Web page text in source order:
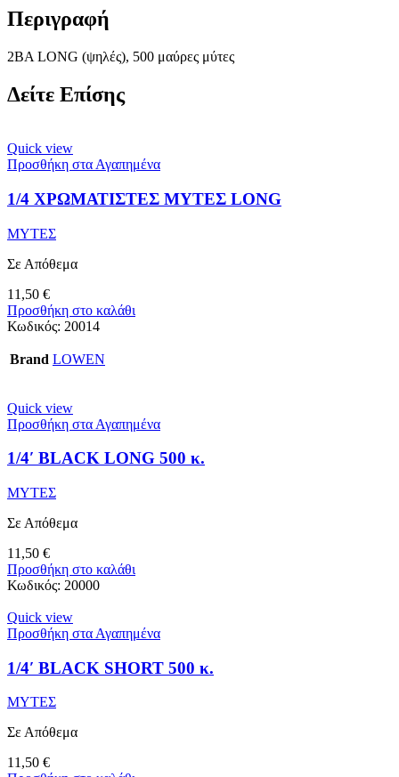
Περιγραφή
2ΒΑ LONG (ψηλές), 500 μαύρες μύτες
Δείτε Επίσης
Quick view
Προσθήκη στα Αγαπημένα
1/4 ΧΡΩΜΑΤΙΣΤΕΣ ΜΥΤΕΣ LONG
ΜΥΤΕΣ
Σε Απόθεμα
11,50 €
Προσθήκη στο καλάθι
Κωδικός: 20014
Brand LOWEN
Quick view
Προσθήκη στα Αγαπημένα
1/4′ BLACK LONG 500 κ.
ΜΥΤΕΣ
Σε Απόθεμα
11,50 €
Προσθήκη στο καλάθι
Κωδικός: 20000
Quick view
Προσθήκη στα Αγαπημένα
1/4′ BLACK SHORT 500 κ.
ΜΥΤΕΣ
Σε Απόθεμα
11,50 €